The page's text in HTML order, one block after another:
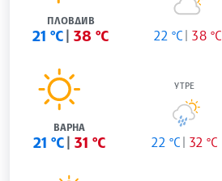
ПЛОВДИВ
21 °C 38 °C 22 °C 38 °C
ВАРНА
21 °C 31 °C
УТРЕ
22 °C 32 °C